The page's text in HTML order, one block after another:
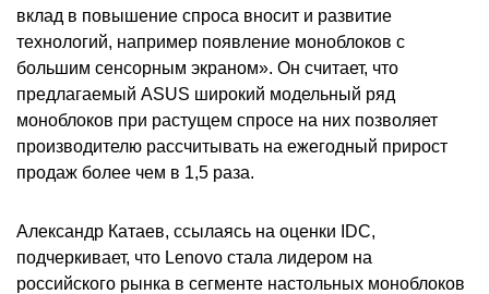
вклад в повышение спроса вносит и развитие
технологий, например появление моноблоков с
большим сенсорным экраном». Он считает, что
предлагаемый ASUS широкий модельный ряд
моноблоков при растущем спросе на них позволяет
производителю рассчитывать на ежегодный прирост
продаж более чем в 1,5 раза.
Александр Катаев, ссылаясь на оценки IDC,
подчеркивает, что Lenovo стала лидером на
российского рынка в сегменте настольных моноблоков